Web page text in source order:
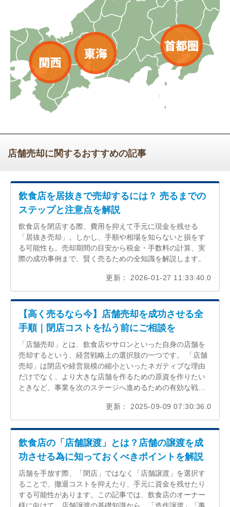
店舗売却に関するおすすめの記事
飲食店を居抜きで売却するには？ 売るまでの
ステップと注意点を解説
飲食店を閉店する際、費用を抑えて手元に現金を残せる
「居抜き売却」。しかし、手順や相場を知らないと損をす
る可能性も。売却期間の目安から税金・手数料の計算、実
際の成功事例まで、賢く売るための全知識を解説します。
更新： 2026-01-27 11:33:40.0
【高く売るなら今】店舗売却を成功させる全
手順｜閉店コストを払う前にご相談を
「店舗売却」とは、飲食店やサロンといった自身の店舗を
売却するという、経営戦略上の選択肢の一つです。 「店舗
売却」は閉店や経営規模の縮小といったネガティブな理由
だけでなく、より大きな店舗を作るための原資を作りたい
ときなど、事業を次のステージへ進めるための有効な戦略
自店の価値を正しく把握し、最適なタイミングで買い手へ
アピールすることが不可欠です。準備不足のまま進めてし
まい、本来得られたはずの利益を逃してしまうケースも考
えられます。
更新： 2025-09-09 07:30:36.0
飲食店の「店舗譲渡」とは？店舗の譲渡を成
功させる為に知っておくべきポイントを解説
店舗を手放す際、「閉店」ではなく「店舗譲渡」を選択す
ることで、撤退コストを抑えたり、手元に資金を残せたり
する可能性があります。この記事では、飲食店のオーナー